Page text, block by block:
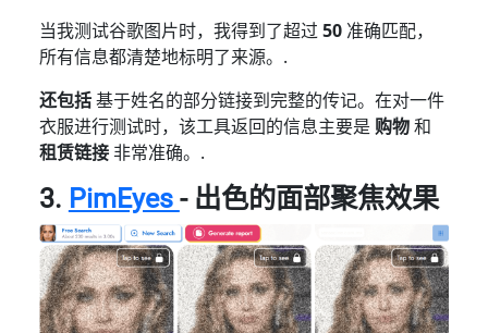
当我测试谷歌图片时，我得到了超过 50 准确匹配，
所有信息都清楚地标明了来源。.
还包括基于姓名的部分链接到完整的传记。在对一件
衣服进行测试时，该工具返回的信息主要是 购物和
租赁链接非常准确。.
3. PimEyes - 出色的面部聚焦效果